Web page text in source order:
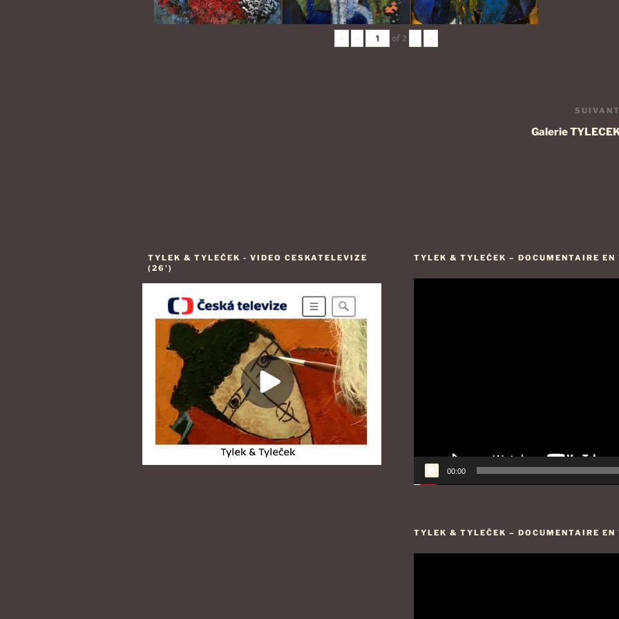
« ‹ of 2 › »
SUIVANT
Galerie
TYLEK & TYLEČEK - VIDEO CESKATELEVIZE
(26')
TYLEK & TYLEČEK – DOCUMENTAIRE EN
00:00
TYLEK & TYLEČEK – DOCUMENTAIRE